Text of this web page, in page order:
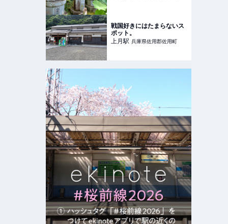
戦国好きにはたまらないス
ポット。
上月駅 兵庫県佐用郡佐用町